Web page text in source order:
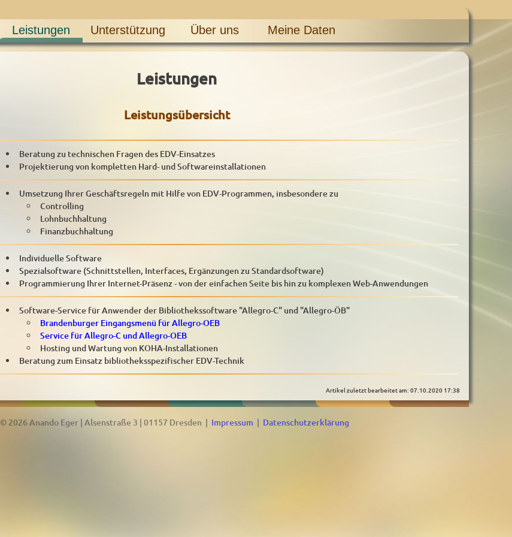
Leistungen Unterstützung Über uns Meine Daten
Leistungen
Leistungsübersicht
Beratung zu technischen Fragen des EDV-Einsatzes
Projektierung von kompletten Hard- und Softwareinstallationen
Umsetzung Ihrer Geschäftsregeln mit Hilfe von EDV-Programmen, insbesondere zu
Controlling
Lohnbuchhaltung
Finanzbuchhaltung
Individuelle Software
Spezialsoftware (Schnittstellen, Interfaces, Ergänzungen zu Standardsoftware)
Programmierung Ihrer Internet-Präsenz - von der einfachen Seite bis hin zu komplexen Web-Anwendungen
Software-Service für Anwender der Bibliothekssoftware "Allegro-C" und "Allegro-ÖB"
Brandenburger Eingangsmenü für Allegro-OEB
Service für Allegro-C und Allegro-OEB
Hosting und Wartung von KOHA-Installationen
Beratung zum Einsatz bibliotheksspezifischer EDV-Technik
Artikel zuletzt bearbeitet am: 07.10.2020 17:38
© 2026 Anando Eger | Alsenstraße 3 | 01157 Dresden | Impressum | Datenschutzerklärung